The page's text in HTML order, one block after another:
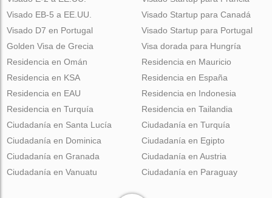
Visado EB-5 a EE.UU.
Visado D7 en Portugal
Golden Visa de Grecia
Visado Startup para Canadá
Visado Startup para Portugal
Visa dorada para Hungría
Residencia en Omán
Residencia en KSA
Residencia en EAU
Residencia en Turquía
Residencia en Mauricio
Residencia en España
Residencia en Indonesia
Residencia en Tailandia
Ciudadanía en Santa Lucía
Ciudadanía en Dominica
Ciudadanía en Granada
Ciudadanía en Vanuatu
Ciudadanía en Turquía
Ciudadanía en Egipto
Ciudadanía en Austria
Ciudadanía en Paraguay